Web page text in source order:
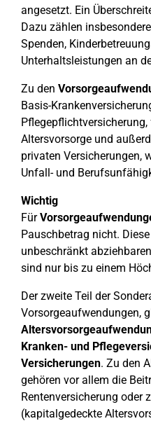
angesetzt. Ein
Dazu zählen
Spenden,
Unterhaltsleistungen an
Zu den
Basis-
Altersvorsorge und
privaten Versicherungen,
Unfall- und
Wichtig
Für
Pauschbetrag nicht.
unbeschränkt
sind nur bis zu einem
Der zweite Teil der
Vorsorgeaufwendungen,
Kranken- und
Versicherungen. Zu den
gehören vor allem die
Rentenversicherung oder
(kapitalgedeckte